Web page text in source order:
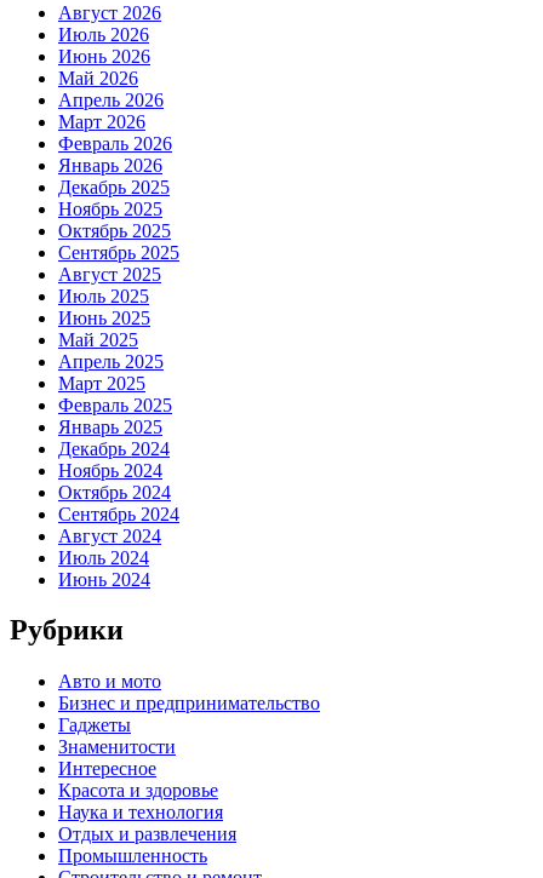
Август 2026
Июль 2026
Июнь 2026
Май 2026
Апрель 2026
Март 2026
Февраль 2026
Январь 2026
Декабрь 2025
Ноябрь 2025
Октябрь 2025
Сентябрь 2025
Август 2025
Июль 2025
Июнь 2025
Май 2025
Апрель 2025
Март 2025
Февраль 2025
Январь 2025
Декабрь 2024
Ноябрь 2024
Октябрь 2024
Сентябрь 2024
Август 2024
Июль 2024
Июнь 2024
Рубрики
Авто и мото
Бизнес и предпринимательство
Гаджеты
Знаменитости
Интересное
Красота и здоровье
Наука и технология
Отдых и развлечения
Промышленность